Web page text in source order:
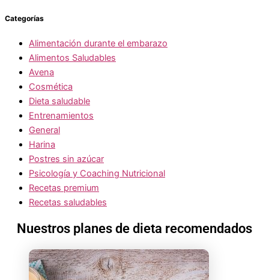
Categorías
Alimentación durante el embarazo
Alimentos Saludables
Avena
Cosmética
Dieta saludable
Entrenamientos
General
Harina
Postres sin azúcar
Psicología y Coaching Nutricional
Recetas premium
Recetas saludables
Nuestros planes de dieta recomendados